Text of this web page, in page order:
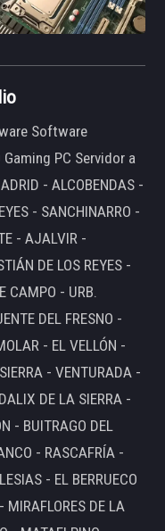
Software
PC Servidor a
- ALCOBENDAS -
- SANCHINARRO -
- AJALVIR -
DE LOS REYES -
CAMPO - URB.
DEL FRESNO -
- EL VELLÓN -
- VENTURADA -
DE LA SIERRA -
- BUITRAGO DEL
- RASCAFRÍA -
- EL BERRUECO
MIRAFLORES DE LA